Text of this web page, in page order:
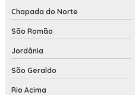
Chapada do Norte
São Romão
Jordânia
São Geraldo
Rio Acima